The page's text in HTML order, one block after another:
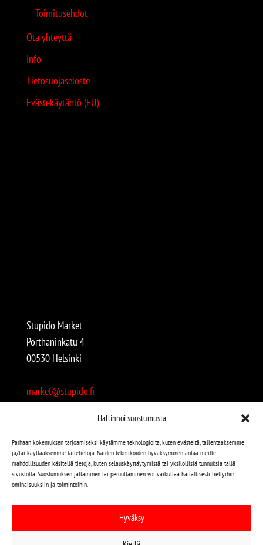
Hallinnoi suostumusta
Parhaan kokemuksen tarjoamiseksi käytämme teknologioita, kuten evästeitä, tallentaaksemme
ja/tai käyttääksemme laitetietoja. Näiden tekniikoiden hyväksyminen antaa meille
mahdollisuuden käsitellä tietoja, kuten selauskäyttäytymistä tai yksilöllisiä tunnuksia tällä
sivustolla. Suostumuksen jättäminen tai peruuttaminen voi vaikuttaa haitallisesti tiettyihin
ominaisuuksiin ja toimintoihin.
Hyväksy
Toimitusehdot
Ota yhteyttä
Info
Tietosuojaseloste
Evästekäytäntö (EU)
Stupido Market
Porthaninkatu 4
00530 Helsinki
market@stupido.fi
Avoinna:
arkisin 12-18
lauantaisin 12-17
Stupido löytyy myös kivijalasta!
Stupido Marketista löydät niin uudet kuin käytetytkin